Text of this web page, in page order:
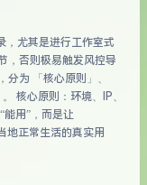
尤其是进行工作室式
，否则极易触发风控导
分为 「核心原则」、
核心原则：环境、IP、
能用”，而是让
地正常生活的真实用